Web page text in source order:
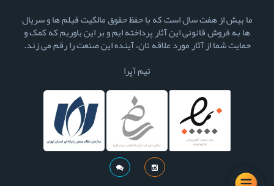
ما بیش از هفت سال است که با حفظ حقوق مالکیت فیلم ها و سریال
ها به فروش قانونی این آثار پرداخته ایم و بر این باوریم که کمک و
حمایت شما از آثار مورد علاقه تان، آینده این صنعت را رقم می زند.
تیم آپرا